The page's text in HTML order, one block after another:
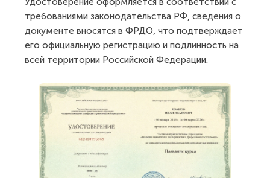
требованиями законодательства РФ, сведения о
документе вносятся в ФРДО, что подтверждает
его официальную регистрацию и подлинность на
всей территории Российской Федерации.